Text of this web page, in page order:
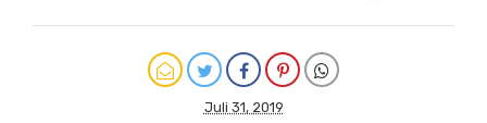
Juli 31, 2019